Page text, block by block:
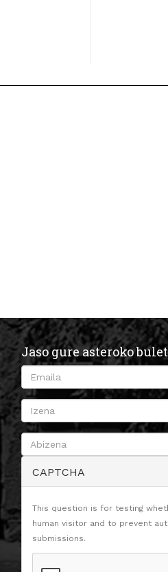
Jaso gure asteroko
CAPTCHA
This question is for testing
human visitor and to prevent
submissions.